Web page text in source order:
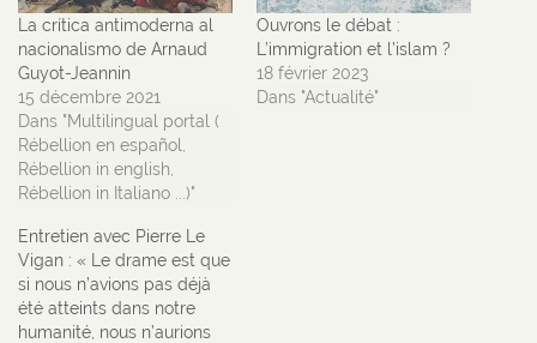
La crítica antimoderna al
nacionalismo de Arnaud
Guyot-Jeannin
15 décembre 2021
Dans "Multilingual portal (
Rébellion en español,
Rébellion in english,
Rébellion in Italiano ...)"
Ouvrons le débat :
L’immigration et l’islam ?
18 février 2023
Dans "Actualité"
Entretien avec Pierre Le
Vigan : « Le drame est que
si nous n’avions pas déjà
été atteints dans notre
humanité, nous n’aurions